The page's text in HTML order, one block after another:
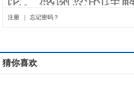
猜你喜欢